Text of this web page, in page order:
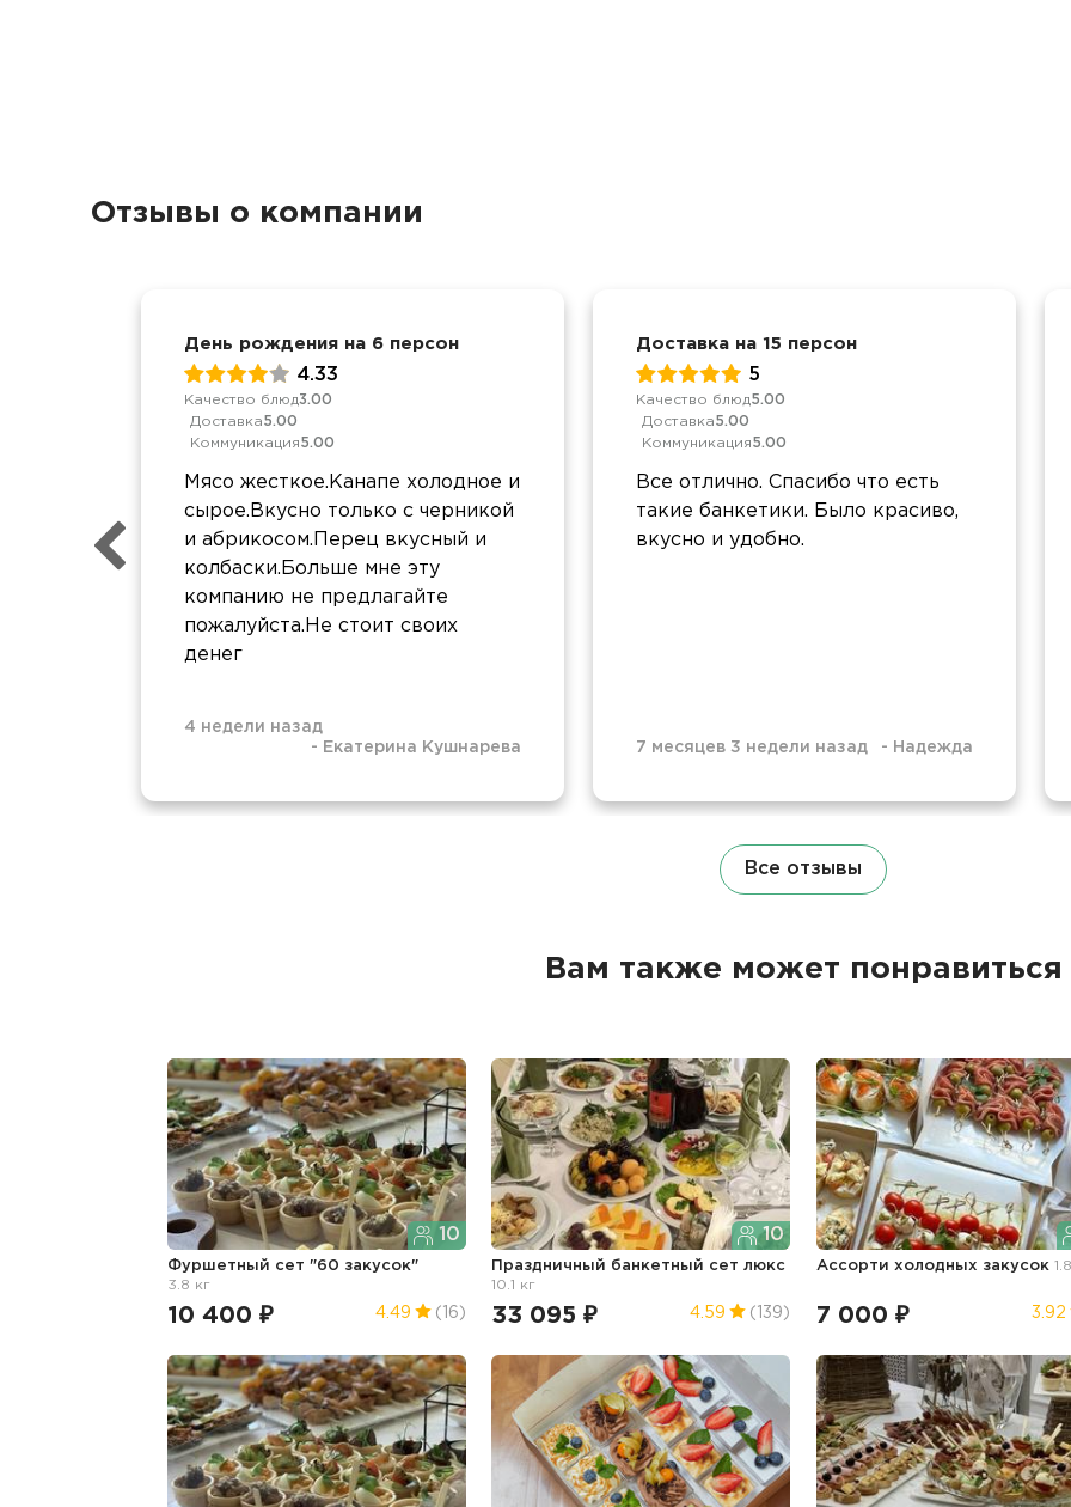
Отзывы о компании
День рождения на 6 персон
4.33
Качество блюд3.00
Доставка5.00
Коммуникация5.00
Мясо жесткое.Канапе холодное и
сырое.Вкусно только с черникой
и абрикосом.Перец вкусный и
колбаски.Больше мне эту
компанию не предлагайте
пожалуйста.Не стоит своих
денег
4 недели назад
- Екатерина Кушнарева
Доставка на 15 персон
5
Качество блюд5.00
Доставка5.00
Коммуникация5.00
Все отлично. Спасибо что есть
такие банкетики. Было красиво,
вкусно и удобно.
7 месяцев 3 недели назад - Надежда
Все отзывы
Вам также может понравиться
10
Фуршетный сет "60 закусок"
3.8 кг
10 400 ₽ 4.49 (16)
10
Праздничный банкетный сет люкс
10.1 кг
33 095 ₽ 4.59 (139)
Ассорти холодных закусок
7 000 ₽ 3.92